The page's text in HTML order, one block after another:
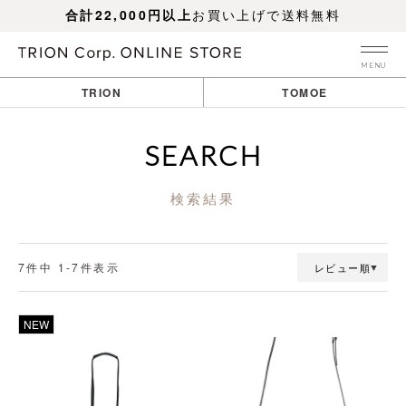
合計22,000円以上お買い上げで送料無料
MENU
TRION TOMOE
SEARCH
検索結果
レビュー順
7件中 1-7件表示
NEW